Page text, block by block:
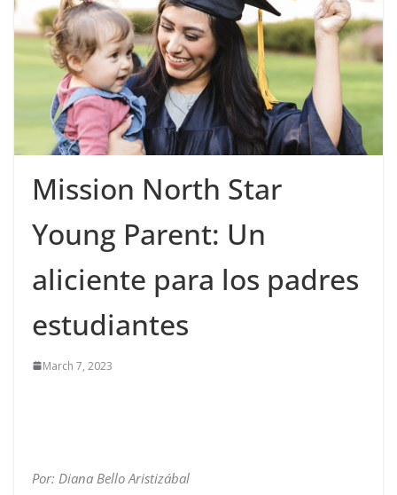
Mission North Star
Young Parent: Un
aliciente para los padres
estudiantes
March 7, 2023
Por: Diana Bello Aristizábal